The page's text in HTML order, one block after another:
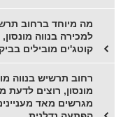
מה מיוחד ברחוב
למכירה בנווה
קוטג'ים מובילים
רחוב תרשיש בנווה
מונסון, רוצים לדעת
מגרשים מאד